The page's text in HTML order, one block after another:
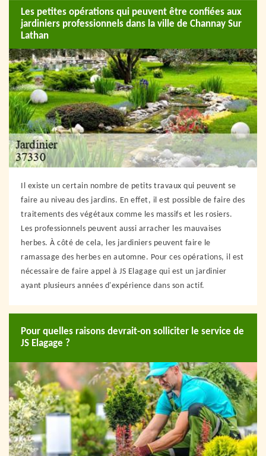
Les petites opérations qui peuvent être confiées aux
jardiniers professionnels dans la ville de Channay Sur
Lathan
Il existe un certain nombre de petits travaux qui peuvent se
faire au niveau des jardins. En effet, il est possible de faire des
traitements des végétaux comme les massifs et les rosiers.
Les professionnels peuvent aussi arracher les mauvaises
herbes. À côté de cela, les jardiniers peuvent faire le
ramassage des herbes en automne. Pour ces opérations, il est
nécessaire de faire appel à JS Elagage qui est un jardinier
ayant plusieurs années d'expérience dans son actif.
Pour quelles raisons devrait-on solliciter le service de
JS Elagage ?